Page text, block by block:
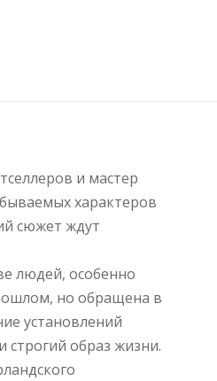
и мастер
характеров
сюжет ждут
людей, особенно
но обращена в
установлений
строгий образ жизни.